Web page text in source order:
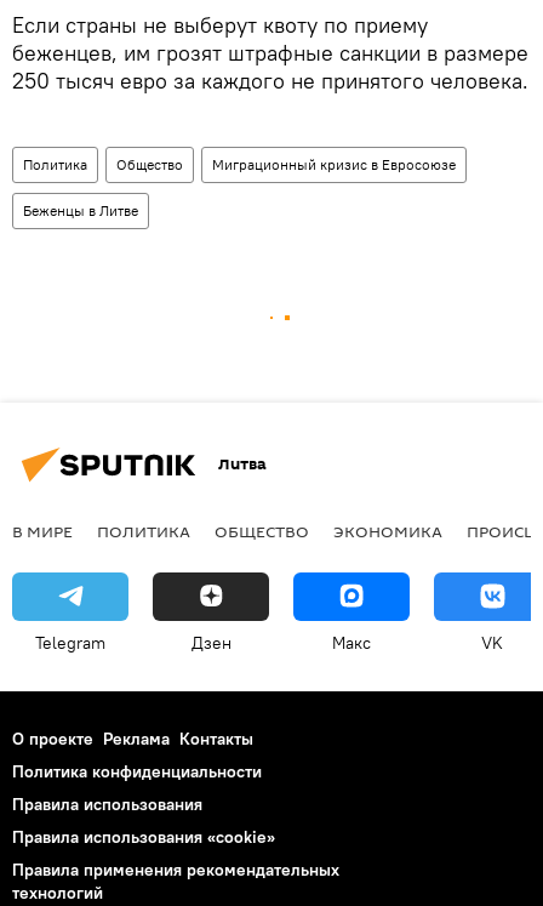
Если страны не выберут квоту по приему
беженцев, им грозят штрафные санкции в размере
250 тысяч евро за каждого не принятого человека.
Политика Общество Миграционный кризис в Евросоюзе
Беженцы в Литве
Литва
В МИРЕ ПОЛИТИКА ОБЩЕСТВО ЭКОНОМИКА
Telegram Дзен Макс VK
О проекте Реклама Контакты
Политика конфиденциальности
Правила использования
Правила использования «cookie»
Правила применения рекомендательных
технологий